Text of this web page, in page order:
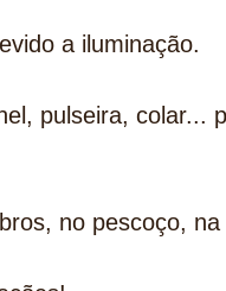
a iluminação.
pulseira, colar...
no pescoço,